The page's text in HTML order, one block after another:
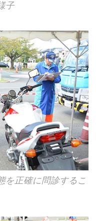
子
を正確に問診するこ